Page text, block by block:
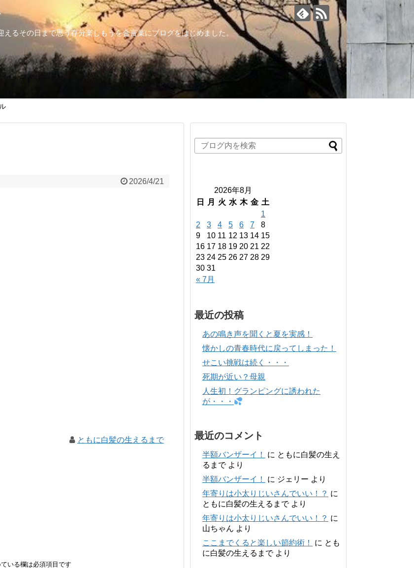
るその日まで思う存分楽しもうを合言葉にブログをはじめました。
2026/4/21
ともに白髪の生えるまで
いる欄は必須項目です
2026年8月
日
月 火 水 木 金 土
« 7月
1
2
3 4 5 6 7
8
9
10 11 12 13 14 15
16 17 18 19 20 21 22
23 24 25 26 27 28 29
30 31
最近の投稿
あの鳴き声を聞くと夏を実感！
懐かしの青春時代に戻ってしまった！
せこい挑戦は続く・・・
死期が近い？母親
人生初！グランピングに誘われた
が・・・
最近のコメント
半額バンザーイ！ に ともに白髪の生え
るまでより
半額バンザーイ！
に ジェリー より
年寄りは小太りじいさんでいい！？ に
ともに白髪の生えるまでより
年寄りは小太りじいさんでいい！？ に
山ちゃん より
ここまでくると楽しい節約術！
に とも
に白髪の生えるまでより